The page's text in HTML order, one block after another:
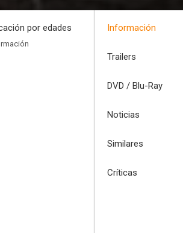
por edades Información
Trailers
DVD / Blu-Ray
Noticias
Similares
Críticas